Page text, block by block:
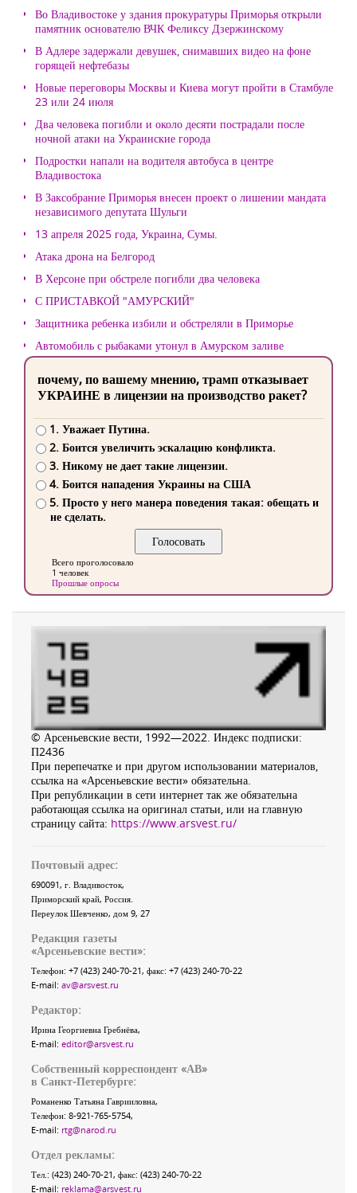
Во Владивостоке у здания прокуратуры Приморья открыли
памятник основателю ВЧК Феликсу Дзержинскому
В Адлере задержали девушек, снимавших видео на фоне
горящей нефтебазы
Новые переговоры Москвы и Киева могут пройти в Стамбуле
23 или 24 июля
Два человека погибли и около десяти пострадали после
ночной атаки на Украинские города
Подростки напали на водителя автобуса в центре
Владивостока
В Заксобрание Приморья внесен проект о лишении мандата
независимого депутата Шульги
13 апреля 2025 года, Украина, Сумы.
Атака дрона на Белгород
В Херсоне при обстреле погибли два человека
С ПРИСТАВКОЙ "АМУРСКИЙ"
Защитника ребенка избили и обстреляли в Приморье
Автомобиль с рыбаками утонул в Амурском заливе
почему, по вашему мнению, трамп отказывает
УКРАИНЕ в лицензии на производство ракет?
1. Уважает Путина.
2. Боится увеличить эскалацию конфликта.
3. Никому не дает такие лицензии.
4. Боится нападения Украины на США
5. Просто у него манера поведения такая: обещать и
не сделать.
Всего проголосовало
1 человек
Прошлые опросы
© Арсеньевские вести, 1992—2022. Индекс подписки:
П2436
При перепечатке и при другом использовании материалов,
ссылка на «Арсеньевские вести» обязательна.
При републикации в сети интернет так же обязательна
работающая ссылка на оригинал статьи, или на главную
страницу сайта: https://www.arsvest.ru/
Почтовый адрес:
690091, г. Владивосток,
Приморский край, Россия
Переулок Шевченко, дом 9, 27
Редакция газеты
«Арсеньевские вести»:
Телефон: +7 (423) 240-70-21, факс: +7 (423) 240-70-22
E-mail: av@arsvest.ru
Редактор:
Ирина Георгиевна Гребнёва,
E-mail: editor@arsvest.ru
Собственный корреспондент «АВ»
в Санкт-Петербурге:
Романенко Татьяна Гаврииловна,
Телефон: 8-921-765-5754,
E-mail: rtg@narod.ru
Отдел рекламы:
Тел.: (423) 240-70-21, факс: (423) 240-70-22
E-mail: reklama@arsvest.ru